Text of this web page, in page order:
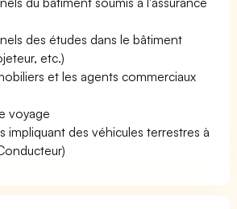
des études dans le bâtiment
etc.)
et les agents commerciaux
voyage
impliquant des véhicules terrestres à